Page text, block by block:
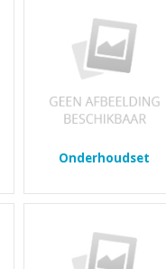
Onderhoudset